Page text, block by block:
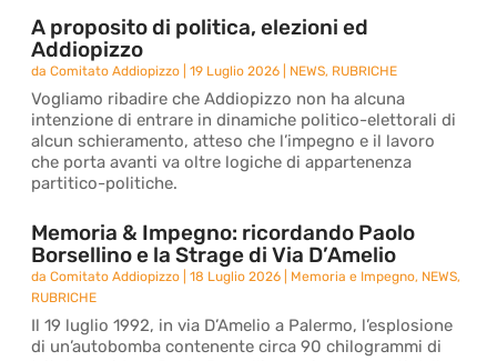
A proposito di politica, elezioni ed
Addiopizzo
daComitato Addiopizzo |19 Luglio 2026 NEWS, RUBRICHE
Vogliamo ribadire che Addiopizzo non ha alcuna
intenzione di entrare in dinamiche politico-elettorali di
alcun schieramento, atteso che l’impegno e il lavoro
che porta avanti va oltre logiche di appartenenza
partitico-politiche.
Memoria & Impegno: ricordando Paolo
Borsellino e la Strage di Via D’Amelio
daComitato Addiopizzo |18 Luglio 2026 Memoria e Impegno, NEWS,
RUBRICHE
Il 19 luglio 1992, in via D’Amelio a Palermo, l’esplosione
di un’autobomba contenente circa 90 chilogrammi di